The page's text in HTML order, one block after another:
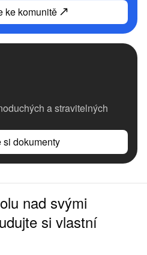
ke komunitě
a stravitelných
si dokumenty
nad svými
si vlastní